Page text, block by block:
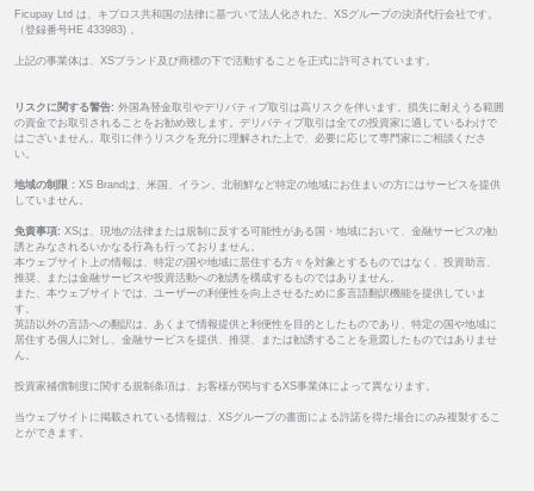
Ficupay Ltd は、キプロス共和国の法律に基づいて法人化された、XSグループの決済代行会社です。
（登録番号HE 433983) 。
上記の事業体は、XSブランド及び商標の下で活動することを正式に許可されています。
リスクに関する警告: 外国為替金取引やデリバティブ取引は高リスクを伴います。損失に耐えうる範囲
の資金でお取引されることをお勧め致します。デリバティブ取引は全ての投資家に適しているわけで
はございません。取引に伴うリスクを充分に理解された上で、必要に応じて専門家にご相談くださ
い。
地域の制限 : XS Brandは、米国、イラン、北朝鮮など特定の地域にお住まいの方にはサービスを提供
していません。
免責事項: XSは、現地の法律または規制に反する可能性がある国・地域において、金融サービスの勧
誘とみなされるいかなる行為も行っておりません。
本ウェブサイト上の情報は、特定の国や地域に居住する方々を対象とするものではなく、投資助言、
推奨、または金融サービスや投資活動への勧誘を構成するものではありません。
また、本ウェブサイトでは、ユーザーの利便性を向上させるために多言語翻訳機能を提供していま
す。
英語以外の言語への翻訳は、あくまで情報提供と利便性を目的としたものであり、特定の国や地域に
居住する個人に対し、金融サービスを提供、推奨、または勧誘することを意図したものではありませ
ん。
投資家補償制度に関する規制条項は、お客様が関与するXS事業体によって異なります。
当ウェブサイトに掲載されている情報は、XSグループの書面による許諾を得た場合にのみ複製するこ
とができます。